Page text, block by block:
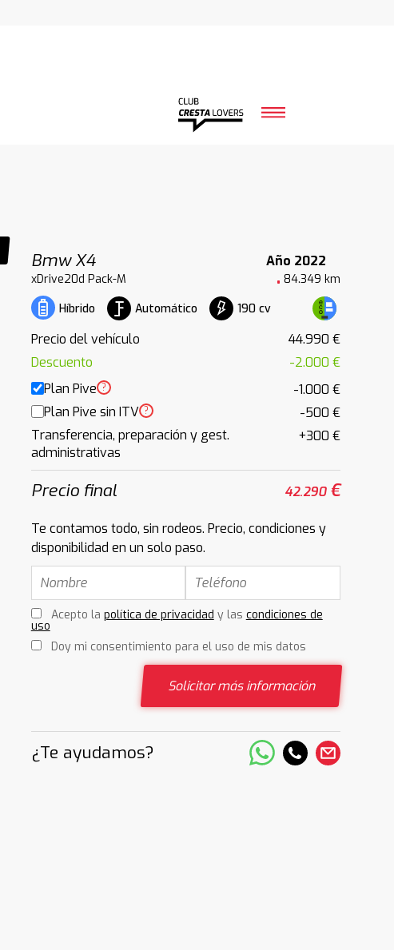
Bmw X4
Año 2022
xDrive20d Pack-M
84.349 km
Híbrido
Automático 190 cv
Precio del vehículo
44.990 €
Descuento
-2.000 €
Plan Pive ?
-1.000 €
Plan Pive sin ITV ?
-500 €
Transferencia, preparación y gest.
administrativas
+300 €
Precio final 42.290€
Te contamos todo, sin rodeos. Precio, condiciones y
disponibilidad en un solo paso.
Acepto la política de privacidad y las condiciones de
uso
Doy mi consentimiento para el uso de mis datos
Solicitar más información
¿Te ayudamos?